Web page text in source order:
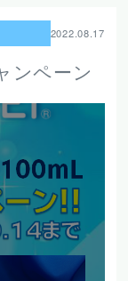
2022.08.17
ンペーン